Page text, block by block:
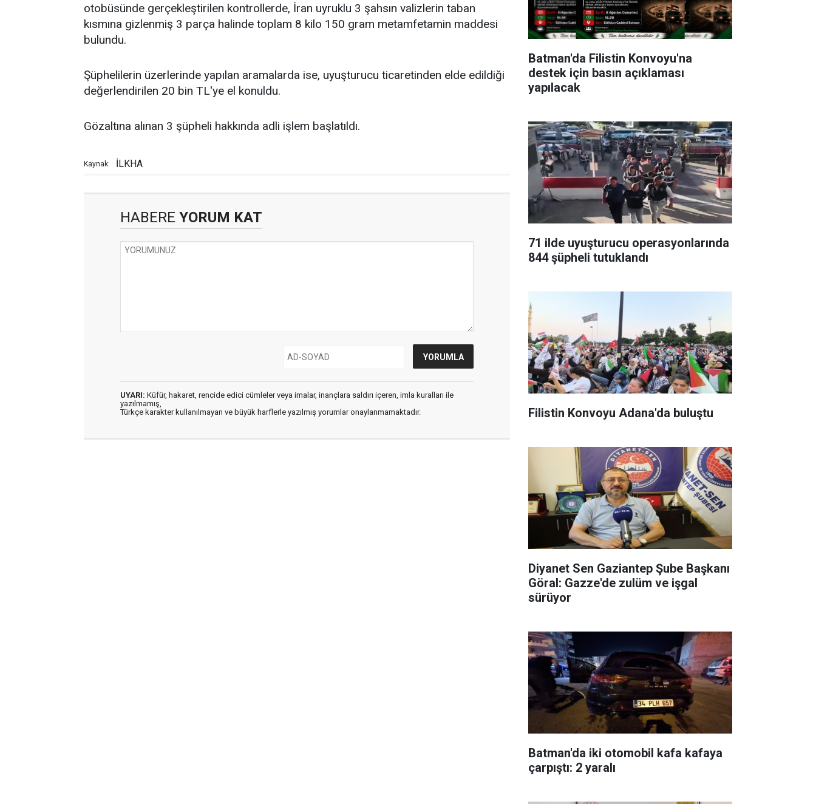
otobüsünde gerçekleştirilen kontrollerde, İran uyruklu 3 şahsın valizlerin taban
kısmına gizlenmiş 3 parça halinde toplam 8 kilo 150 gram metamfetamin maddesi
bulundu.
Şüphelilerin üzerlerinde yapılan aramalarda ise, uyuşturucu ticaretinden elde edildiği
değerlendirilen 20 bin TL'ye el konuldu.
Gözaltına alınan 3 şüpheli hakkında adli işlem başlatıldı.
Kaynak: İLKHA
HABERE YORUM KAT
UYARI: Küfür, hakaret, rencide edici cümleler veya imalar, inançlara saldırı içeren, imla kuralları ile
yazılmamış,
Türkçe karakter kullanılmayan ve büyük harflerle yazılmış yorumlar onaylanmamaktadır.
Batman'da Filistin Konvoyu'na
destek için basın açıklaması
yapılacak
71 ilde uyuşturucu operasyonlarında
844 şüpheli tutuklandı
Filistin Konvoyu Adana'da buluştu
Diyanet Sen Gaziantep Şube Başkanı
Göral: Gazze'de zulüm ve işgal
sürüyor
Batman'da iki otomobil kafa kafaya
çarpıştı: 2 yaralı